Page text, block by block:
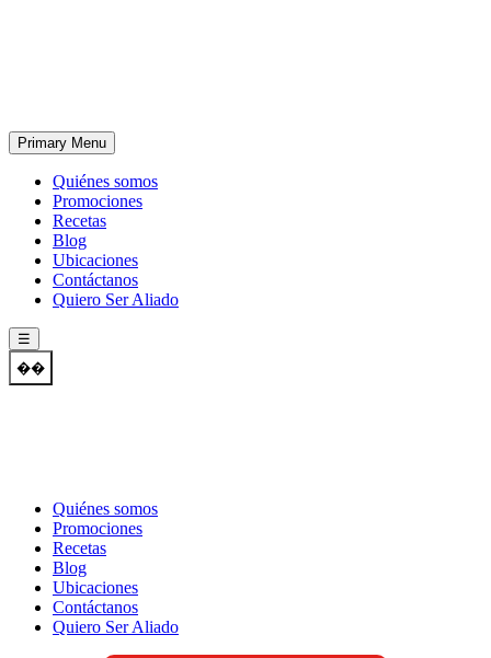
Primary Menu
Quiénes somos
Promociones
Recetas
Blog
Ubicaciones
Contáctanos
Quiero Ser Aliado
☰
��
Quiénes somos
Promociones
Recetas
Blog
Ubicaciones
Contáctanos
Quiero Ser Aliado